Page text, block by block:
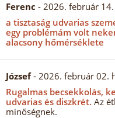
Ferenc - 2026. február
a tisztaság udvarias
egy problémám volt
alacsony hőmérséklete
József- 2026. február 02.
Rugalmas becsekkolás,
udvarias és diszkrét. Az
minőségnek.